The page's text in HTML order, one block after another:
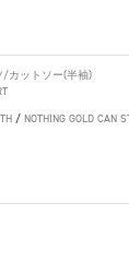
/カットソー(半袖)
/ NOTHING GOLD CAN